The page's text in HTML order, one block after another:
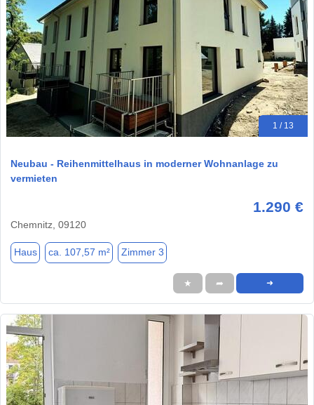
1 / 13
Neubau - Reihenmittelhaus in moderner Wohnanlage zu
vermieten
1.290 €
Chemnitz, 09120
Haus ca. 107,57 m² Zimmer 3
★ ➦ ➜